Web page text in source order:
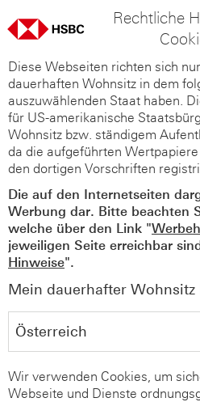
Rechtliche
Diese Webseiten richten sich
dauerhaften Wohnsitz in dem
auszuwählenden Staat haben.
für US-amerikanische
Wohnsitz bzw. ständigem
da die aufgeführten
den dortigen Vorschriften
Die auf den Internetseiten
Werbung dar. Bitte beachten
welche über den Link "
jeweiligen Seite erreichbar
Hinweise".
Mein dauerhafter
Wir verwenden Cookies, um
Webseite und Dienste